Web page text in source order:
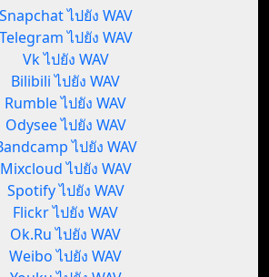
Snapchat ไปยัง WAV
Telegram ไปยัง WAV
Vk ไปยัง WAV
Bilibili ไปยัง WAV
Rumble ไปยัง WAV
Odysee ไปยัง WAV
ไปยัง WAV
Mixcloud ไปยัง WAV
Spotify ไปยัง WAV
Flickr ไปยัง WAV
Ok.Ru ไปยัง WAV
Weibo ไปยัง WAV